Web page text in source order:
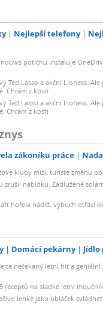
Nejlepší telefony
potichu instaluje
Ted Lasso a akční Lioness.
Chrám z kostí
Ted Lasso a akční Lioness.
Chrám z kostí
zákoníku práce
kluby mizí, turisté změnu
zrušil nabídku. Zadlužené
hořela nádrž, výbuch otřásl
Domácí pekárny
nečekaný letní hit a
receptů na sladké letní
lehké jako obláček